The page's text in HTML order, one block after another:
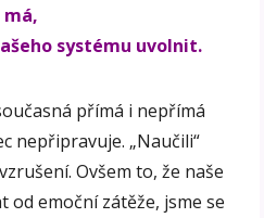
má,
systému uvolnit.
přímá i nepřímá
nepřipravuje. „Naučili“
Ovšem to, že naše
od emoční zátěže, jsme se